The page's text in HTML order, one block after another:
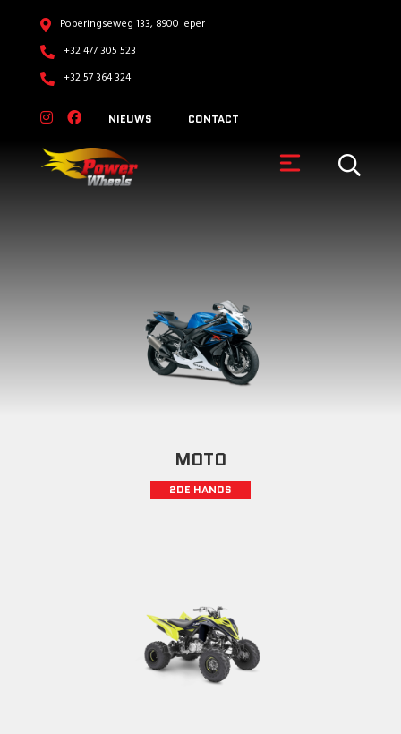
Poperingseweg 133, 8900 Ieper
+32 477 305 523
+32 57 364 324
NIEUWS CONTACT
MOTO
2DE HANDS